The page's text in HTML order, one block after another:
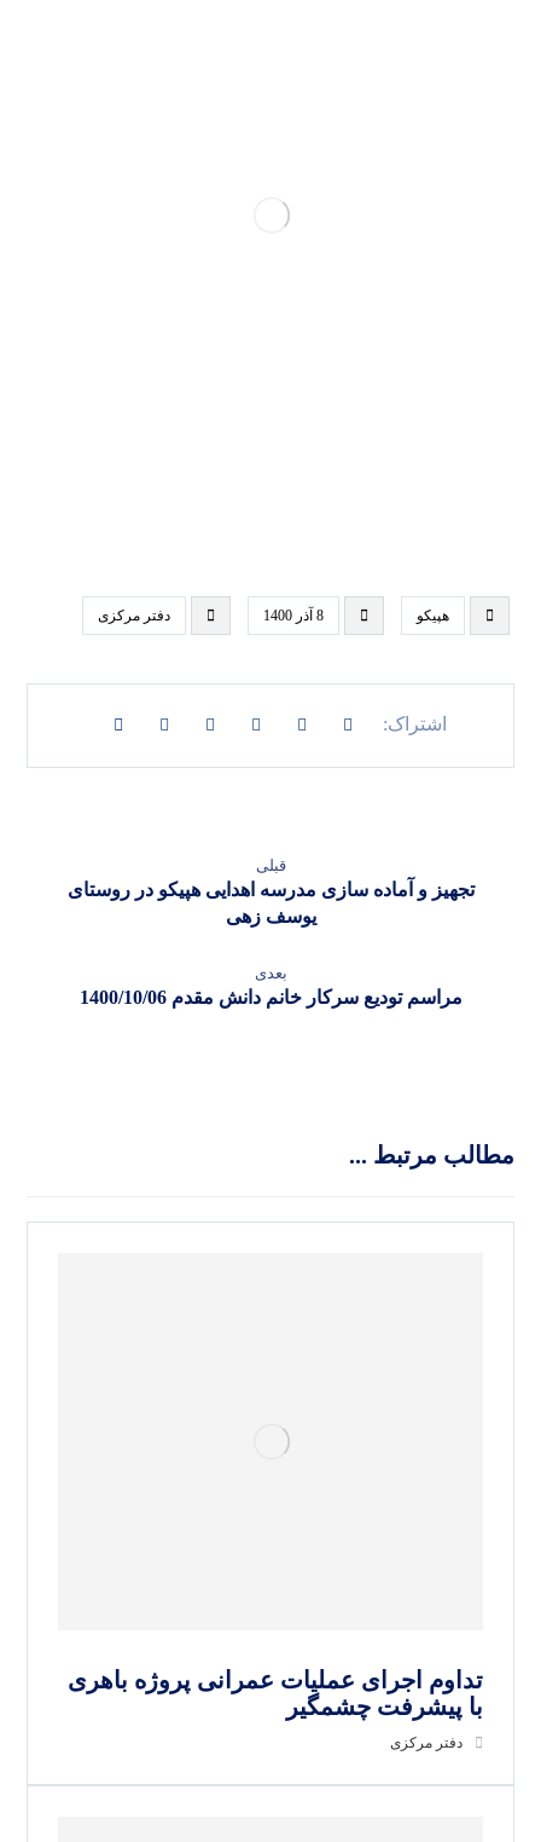
هپیکو 8 آذر 1400 دفتر مرکزی
قبلی
تجهیز و آماده سازی مدرسه اهدایی هپیکو در روستای
یوسف زهی
بعدی
مراسم تودیع سرکار خانم دانش مقدم 1400/10/06
مطالب مرتبط ...
تداوم اجرای عملیات عمرانی پروژه باهری
با پیشرفت چشمگیر
دفتر مرکزی